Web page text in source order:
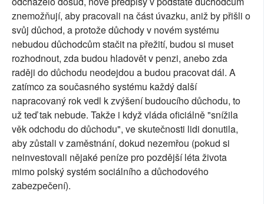
znemožňují, aby pracovali na část úvazku, aniž by přišli o
svůj důchod, a protože důchody v novém systému
nebudou důchodcům stačit na přežití, budou si muset
rozhodnout, zda budou hladovět v penzi, anebo zda
raději do důchodu neodejdou a budou pracovat dál. A
zatímco za současného systému každý další
napracovaný rok vedl k zvýšení budoucího důchodu, to
už teď tak nebude. Takže i když vláda oficiálně "snížila
věk odchodu do důchodu", ve skutečnosti lidi donutila,
aby zůstali v zaměstnání, dokud nezemřou (pokud si
neinvestovali nějaké peníze pro pozdější léta života
mimo polský systém sociálního a důchodového
zabezpečení).